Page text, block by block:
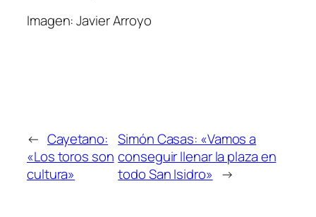
Imagen: Javier Arroyo
← Cayetano:
«Los toros son
cultura»
Simón Casas: «Vamos a
conseguir llenar la plaza en
todo San Isidro» →